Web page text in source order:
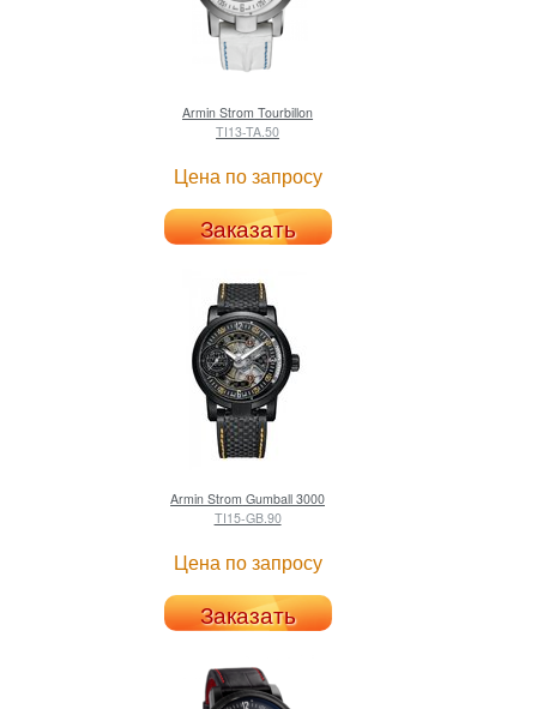
Armin Strom Tourbillon
TI13-TA.50
Цена по запросу
Заказать
Armin Strom Gumball 3000
TI15-GB.90
Цена по запросу
Заказать